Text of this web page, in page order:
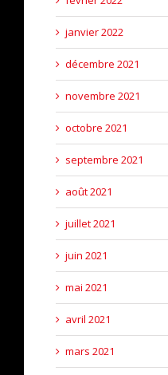
janvier 2022
décembre 2021
novembre 2021
octobre 2021
septembre 2021
août 2021
juillet 2021
juin 2021
mai 2021
avril 2021
mars 2021